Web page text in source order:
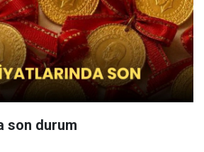
son durum